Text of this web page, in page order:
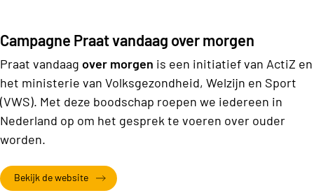
Campagne Praat vandaag over morgen
Praat vandaag over morgen is een initiatief van ActiZ en
het ministerie van Volksgezondheid, Welzijn en Sport
(VWS). Met deze boodschap roepen we iedereen in
Nederland op om het gesprek te voeren over ouder
worden.
Bekijk de website